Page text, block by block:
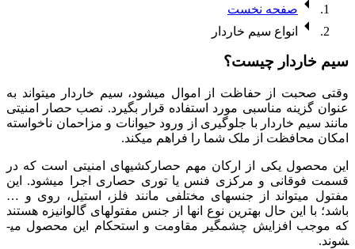
صفحه نخست
انواع سیم خاردار
سیم خاردار چیست؟
وقتی صحبت از حفاظت از اموال می­شود، سیم خاردار می­تواند به
عنوان گزینه مناسبی مورد استفاده قرار بگیرد. نصب حصار امنیتی
مانند سیم خاردار با جلوگیری از ورود حیوانات و مزاحمان ناخواسته
امکان محافظت از ملک شما را فراهم می­کند.
این محصول یکی از ارکان مهم حصارکشی­های امنیتی است که در
قسمت فوقانی و مرکزی فنس یا توری حصاری اجرا می­شود. این
مفتول می­تواند از جنس­های مختلفی مانند فلز، استیل، روی و …
باشد؛ با این حال بهترین نوع انها از جنس مفتول­های گالوانیزه هستند
که موجب افزایش چشمگیر مقاومت و استحکام این محصول می­
شوند.